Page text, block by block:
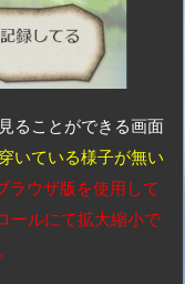
ることができる画面
いている様子が無い
ラウザ版を使用して
ールにて拡大縮小で